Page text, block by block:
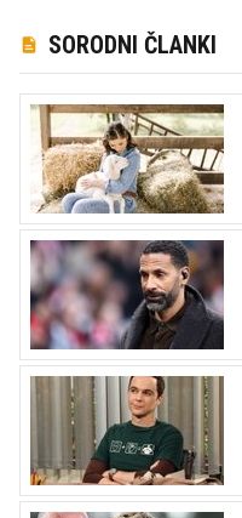
SORODNI ČLANKI